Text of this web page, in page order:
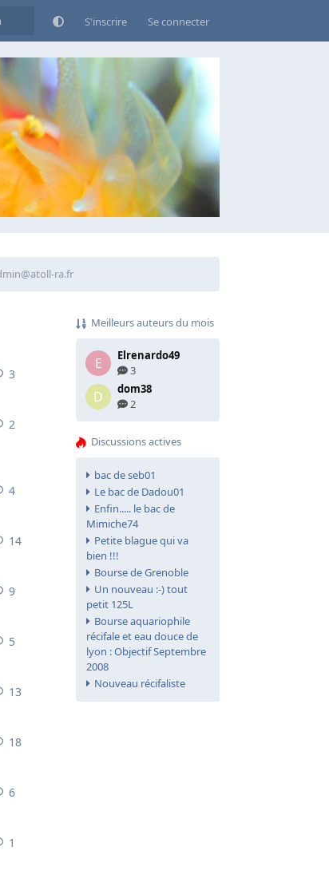
S'inscrire Se connecter
ra.fr
de maintenance
3
de maintenance
2
de maintenance
4
de maintenance
14 réponses
9
5
13 réponses
18
6
1
Meilleurs auteurs du mois
E
Elrenardo49
3
D
dom38
2
Discussions actives
bac de seb01
Le bac de Dadou01
Enfin..... le bac de
Mimiche74
Petite blague qui va
bien !!!
Bourse de Grenoble
Un nouveau :-) tout
petit 125L
Bourse aquariophile
récifale et eau douce de
lyon : Objectif Septembre
2008
Nouveau récifaliste